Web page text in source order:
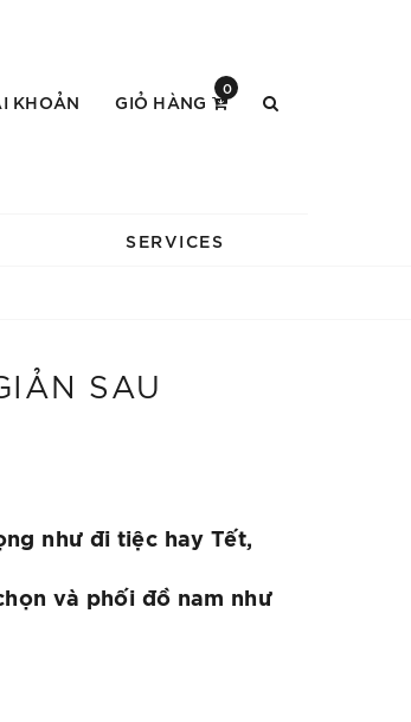
KHOẢN GIỎ HÀNG
0
SERVICES
SAU
như đi tiệc hay Tết,
và phối đồ nam như